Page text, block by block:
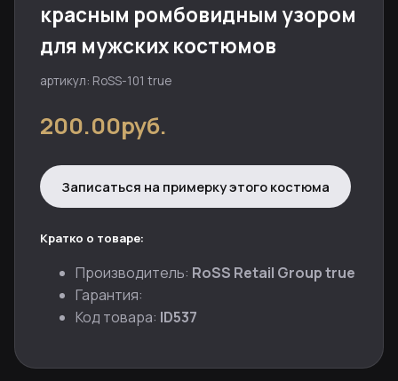
красным ромбовидным узором
для мужских костюмов
артикул: RoSS-101 true
200.00руб.
Записаться на примерку этого костюма
Кратко о товаре:
Производитель: RoSS Retail Group true
Гарантия:
Код товара: ID537